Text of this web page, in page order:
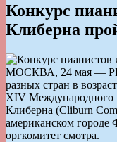
Конкурс
Клиберна
МОСКВА, 24 мая —
разных стран в
XIV Международного
Клиберна (Cliburn
американском городе
оргкомитет смотра.